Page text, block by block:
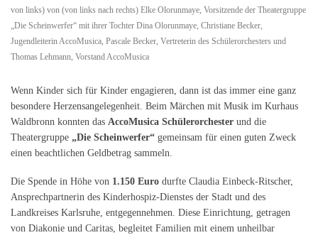
von links) von (von links nach rechts) Elke Olorunmaye, Vorsitzende der Theatergruppe
„Die Scheinwerfer“ mit ihrer Tochter Dina Olorunmaye, Christiane Becker,
Jugendleiterin AccoMusica, Pascale Becker, Vertreterin des Schülerorchesters und
Thomas Lehmann, Vorstand AccoMusica
Wenn Kinder sich für Kinder engagieren, dann ist das immer eine ganz
besondere Herzensangelegenheit. Beim Märchen mit Musik im Kurhaus
Waldbronn konnten das AccoMusica Schülerorchester und die
Theatergruppe „Die Scheinwerfer“ gemeinsam für einen guten Zweck
einen beachtlichen Geldbetrag sammeln.
Die Spende in Höhe von 1.150 Euro durfte Claudia Einbeck-Ritscher,
Ansprechpartnerin des Kinderhospiz-Dienstes der Stadt und des
Landkreises Karlsruhe, entgegennehmen. Diese Einrichtung, getragen
von Diakonie und Caritas, begleitet Familien mit einem unheilbar